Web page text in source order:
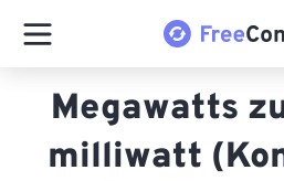
Megawatts
milliwatt